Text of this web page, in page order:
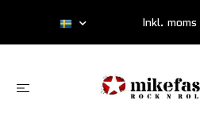
Inkl. moms